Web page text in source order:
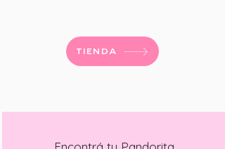
TIENDA